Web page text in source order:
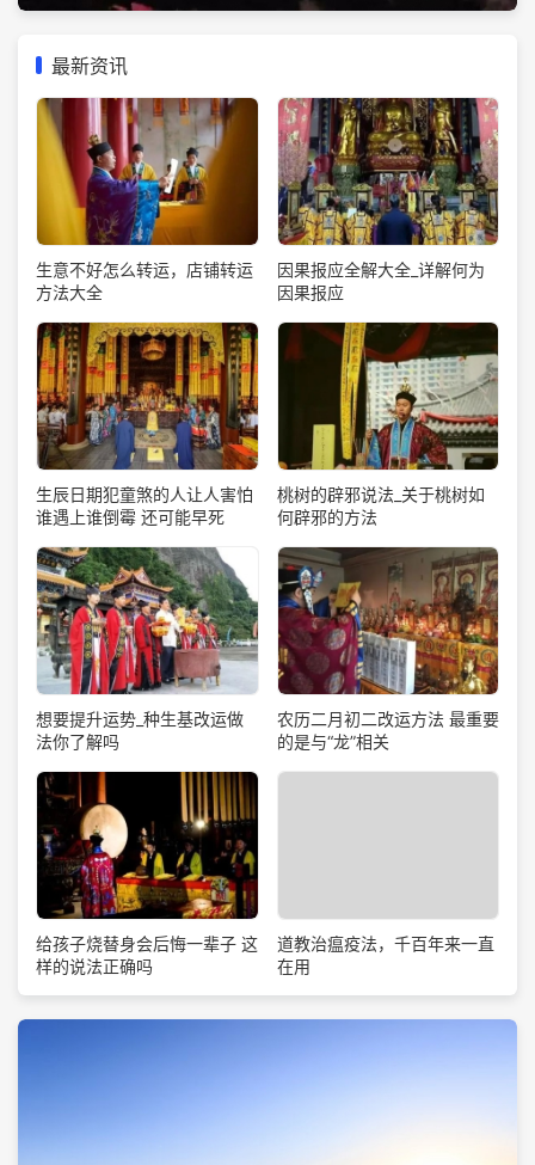
最新资讯
生意不好怎么转运，店铺转运
方法大全
因果报应全解大全_详解何为
因果报应
生辰日期犯童煞的人让人害怕
谁遇上谁倒霉 还可能早死
桃树的辟邪说法_关于桃树如
何辟邪的方法
想要提升运势_种生基改运做
法你了解吗
农历二月初二改运方法 最重要
的是与“龙”相关
给孩子烧替身会后悔一辈子 这
样的说法正确吗
道教治瘟疫法，千百年来一直
在用